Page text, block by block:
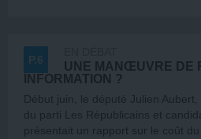
P.6
UNE MANŒUVRE DE
INFORMATION ?
Début juin, le député Julien
du parti Les Républicains et
présentait un rapport sur le coût du